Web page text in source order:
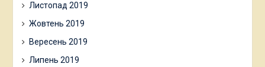
Листопад 2019
Жовтень 2019
Вересень 2019
Липень 2019